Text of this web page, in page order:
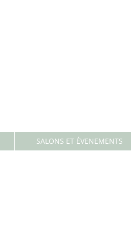
SALONS ET ÉVENEMENTS